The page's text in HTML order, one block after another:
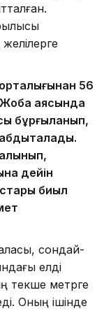
56
Жоба аясында
бұрғыланып,
дейін
биыл
сондай-
елді
текше метрге
Оның ішінде